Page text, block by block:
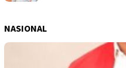
NASIONAL